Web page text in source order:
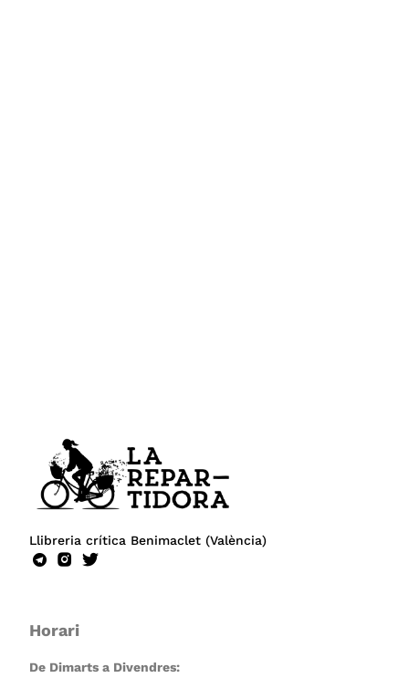
Llibreria crítica Benimaclet (València)
Horari
De Dimarts a Divendres: